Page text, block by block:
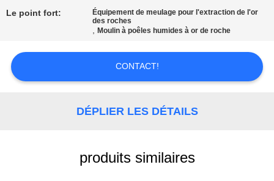
POLITIQUE
CONFIDENTIALITÉ
Le point fort:
Équipement de meulage pour l'extraction de l'or
des roches
,Moulin à poêles humides à or de roche
CONTACT!
DÉPLIER LES DÉTAILS
produits similaires